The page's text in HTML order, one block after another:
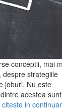
conceptii, mai
despre strategiile
joburi. Nu este
acestea
citeste in